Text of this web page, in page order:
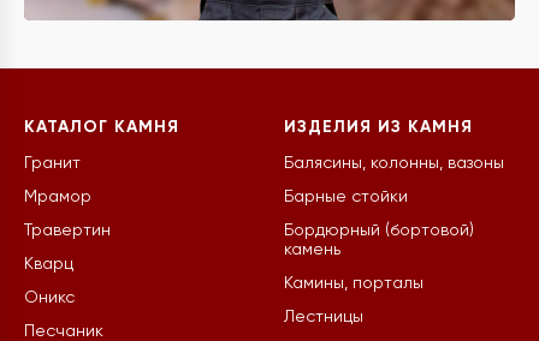
КАТАЛОГ КАМНЯ
Гранит
Мрамор
Травертин
Кварц
Оникс
Песчаник
ИЗДЕЛИЯ ИЗ КАМНЯ
Балясины, колонны, вазоны
Барные стойки
Бордюрный (бортовой)
камень
Камины, порталы
Лестницы